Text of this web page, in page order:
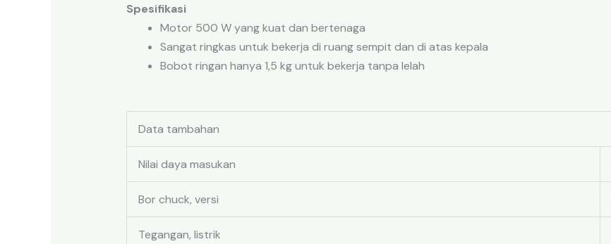
Spesifikasi
Motor 500 W yang kuat dan bertenaga
Sangat ringkas untuk bekerja di ruang sempit dan di atas kepala
Bobot ringan hanya 1,5 kg untuk bekerja tanpa lelah
Data tambahan
Nilai daya masukan
Bor chuck, versi
Tegangan, listrik